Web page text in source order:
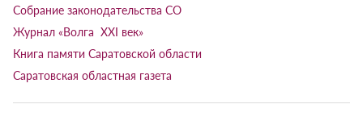
Собрание законодательства СО
Журнал «Волга XXI век»
Книга памяти Саратовской области
Саратовская областная газета